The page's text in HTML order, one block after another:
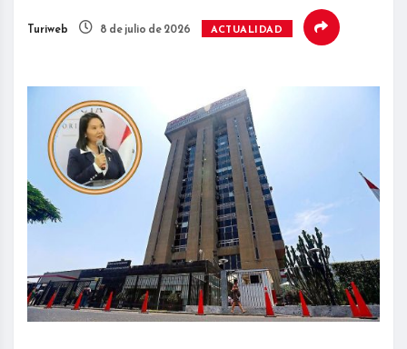
Turiweb 8 de julio de 2026 ACTUALIDAD